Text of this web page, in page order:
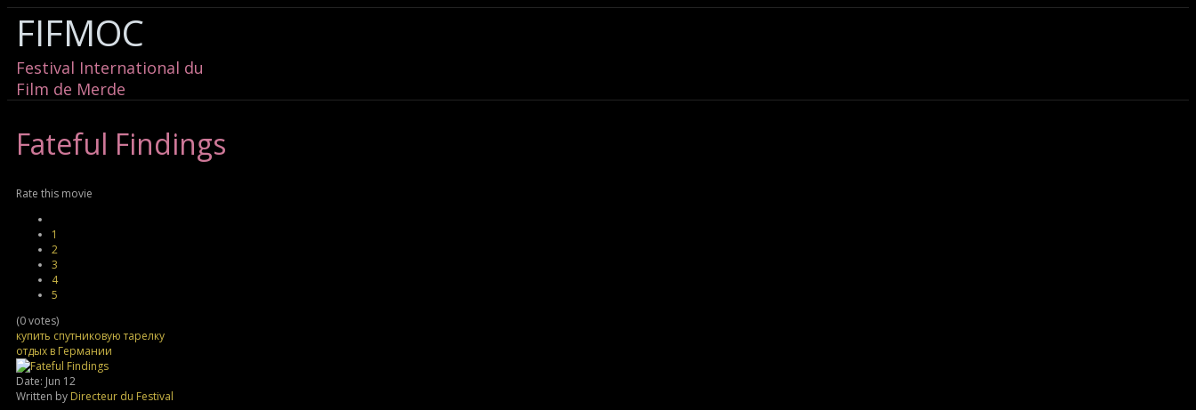
FIFMOC
Festival International du
Film de Merde
Fateful Findings
Rate this movie
1
2
3
4
5
(0 votes)
купить спутниковую тарелку
отдых в Германии
Date: Jun 12
Written by Directeur du Festival